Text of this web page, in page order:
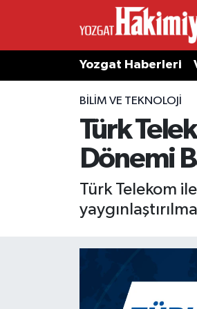
Yozgat Haberleri
BILIM VE TEKNOLOJI
Türk
Dönemi
Türk Telekom